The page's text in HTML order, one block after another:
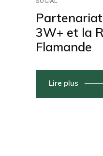
Partenariat
3W+ et la
Flamande
Lire plus